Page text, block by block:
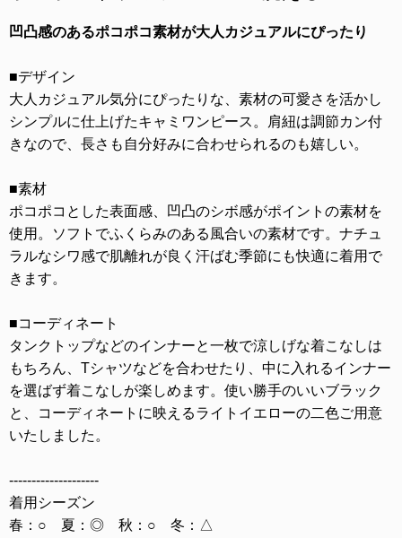
凹凸感のあるポコポコ素材が大人カジュアルにぴったり
■デザイン
大人カジュアル気分にぴったりな、素材の可愛さを活かし
シンプルに仕上げたキャミワンピース。肩紐は調節カン付
きなので、長さも自分好みに合わせられるのも嬉しい。
■素材
ポコポコとした表面感、凹凸のシボ感がポイントの素材を
使用。ソフトでふくらみのある風合いの素材です。ナチュ
ラルなシワ感で肌離れが良く汗ばむ季節にも快適に着用で
きます。
■コーディネート
タンクトップなどのインナーと一枚で涼しげな着こなしは
もちろん、Tシャツなどを合わせたり、中に入れるインナー
を選ばず着こなしが楽しめます。使い勝手のいいブラック
と、コーディネートに映えるライトイエローの二色ご用意
いたしました。
--------------------
着用シーズン
春：○ 夏：◎ 秋：○ 冬：△